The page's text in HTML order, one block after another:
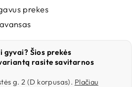
prekes
Šios prekės
rasite savitarnos
g. 2 (D korpusas). Plačiau